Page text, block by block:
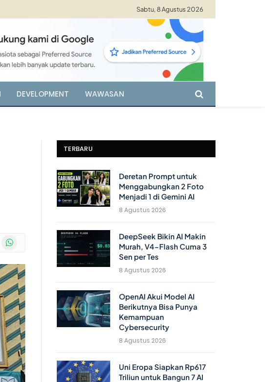
Sabtu, 8 Agustus 2026
DEVELOPMENT WAWASAN
WhatsApp
TERBARU
Deretan Prompt untuk
Menggabungkan 2 Foto
Menjadi 1 di Gemini AI
8 Agustus 2026
DeepSeek Bikin AI Makin
Murah, V4-Flash Cuma 3
Sen per Tes
8 Agustus 2026
OpenAI Akui Model AI
Berikutnya Bisa Punya
Kemampuan
Cybersecurity
8 Agustus 2026
Uni Eropa Siapkan Rp617
Triliun untuk Bangun 7 AI